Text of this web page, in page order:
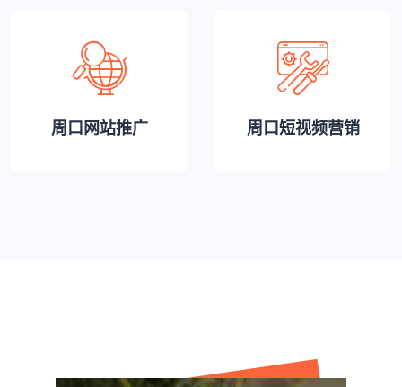
周口网站推广 周口短视频营销